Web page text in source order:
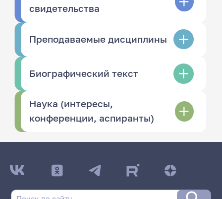
свидетельства
Преподаваемые дисциплины
Биографический текст
Наука (интересы,
конференции, аспиранты)